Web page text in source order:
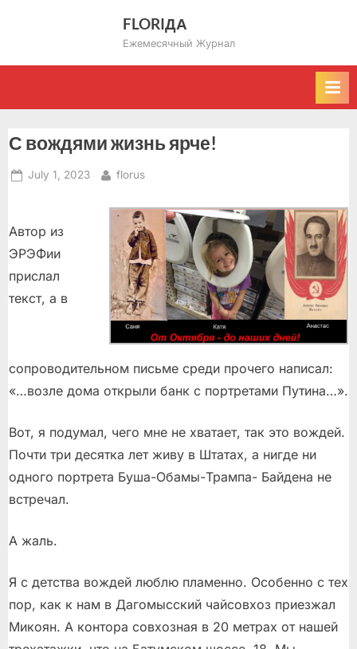
FLORIДА
Ежемесячный Журнал
С вождями жизнь ярче!
Posted
July 1, 2023 By
florus
Автор из
ЭРЭФии
прислал
текст, а в
сопроводительном письме среди прочего написал:
«…возле дома открыли банк с портретами Путина…».
Вот, я подумал, чего мне не хватает, так это вождей.
Почти три десятка лет живу в Штатах, а нигде ни
одного портрета Буша-Обамы-Трампа- Байдена не
встречал.
А жаль.
Я с детства вождей люблю пламенно. Особенно с тех
пор, как к нам в Дагомысский чайсовхоз приезжал
Микоян. А контора совхозная в 20 метрах от нашей